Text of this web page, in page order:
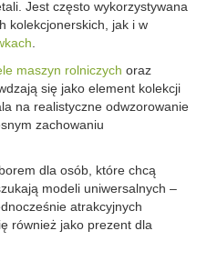
Jest często wykorzystywana
kolekcjonerskich, jak i w
maszyn rolniczych oraz
się jako element kolekcji
na realistyczne odwzorowanie
zachowaniu
dla osób, które chcą
modeli uniwersalnych –
atrakcyjnych
również jako prezent dla